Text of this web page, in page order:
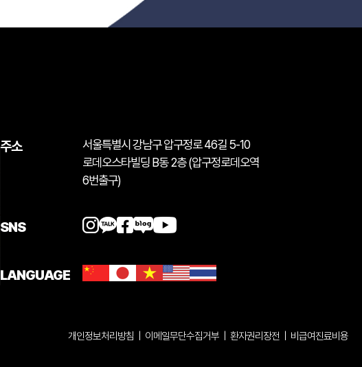
주소
서울특별시 강남구 압구정로 46길 5-10
로데오스타빌딩 B동 2층 (압구정로데오역
6번출구)
SNS
LANGUAGE
개인정보처리방침 이메일무단수집거부 환자권리장전 비급여진료비용